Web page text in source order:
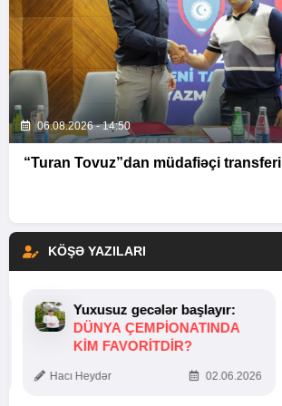
06.08.2026 - 14:50
“Turan Tovuz”dan müdafiəçi transferi
KÖŞƏ YAZILARI
Yuxusuz gecələr başlayır:
DÜNYA ÇEMPIONATINDA
KIM FAVORITDIR?
Hacı Heydər 02.06.2026